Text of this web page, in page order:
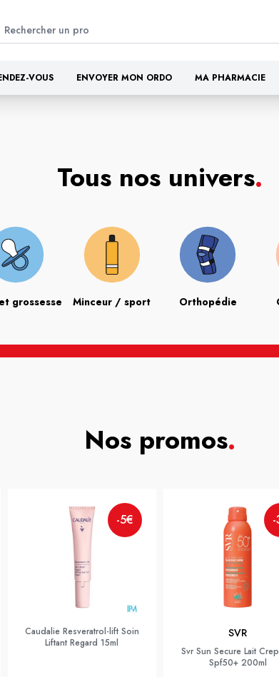
VOUS ENVOYER MON ORDO MA PHARMACIE
Tous nos univers.
grossesse Minceur / sport Orthopédie
Nos promos.
-5€
Caudalie Resveratrol-lift Soin
Liftant Regard 15ml
SVR
Svr Sun Secure Lait
Spf50+ 200ml